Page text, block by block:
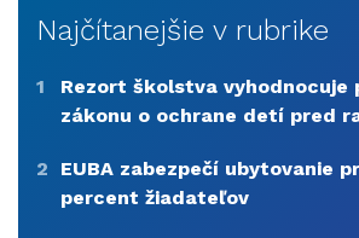
Najčítanejšie v rubrike
1
Rezort školstva vyhodnocuje
zákonu o ochrane detí pred
2
EUBA zabezpečí ubytovanie
percent žiadateľov